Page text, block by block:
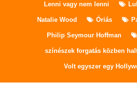
Lenni vagy nem lenni
Natalie Wood Óriás
Philip Seymour Hoffman
színészek forgatás közben
Volt egyszer egy